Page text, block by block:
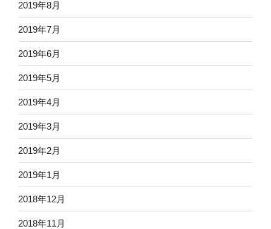
2019年8月
2019年7月
2019年6月
2019年5月
2019年4月
2019年3月
2019年2月
2019年1月
2018年12月
2018年11月